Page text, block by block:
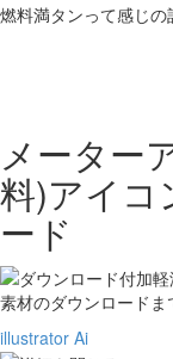
燃料満タンって感じの
メーター
料)アイ
ード
素材のダウンロードま
illustrator Ai